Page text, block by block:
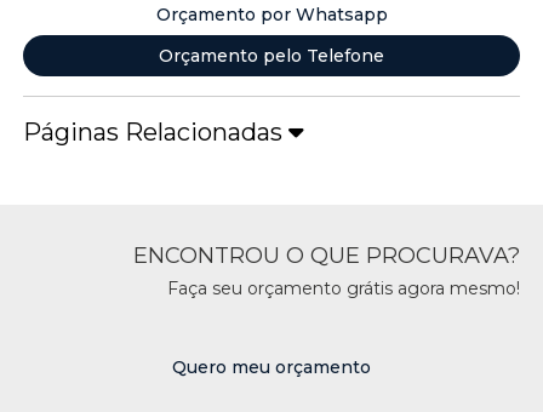
Orçamento por Whatsapp
Orçamento pelo Telefone
Páginas Relacionadas
ENCONTROU O QUE PROCURAVA?
Faça seu orçamento grátis agora mesmo!
Quero meu orçamento